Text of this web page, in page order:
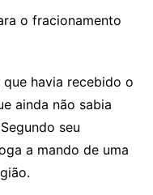
o fracionamento
havia recebido o
ainda não sabia
seu
a mando de uma